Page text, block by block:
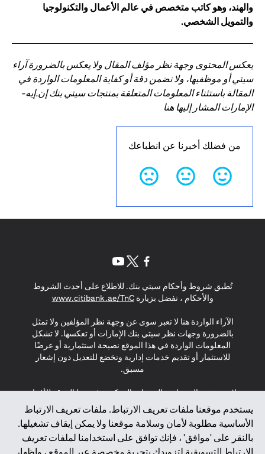
والهند، وهو كاتب متخصص في عالم الأعمال والتكنولوجيا
والتمويل الشخصي.
يعكس المحتوى وجهة نظر مؤلف المقال ولا يعكس بالضرورة آراء
سيتي أو موظفيها، ولا نضمن دقة أو كفاية المعلومات الواردة في
المقالة باستثناء المعلومات المتعلقة بمنتجات سيتي بنك إن.إيه-
الإمارات المشار إليها هنا
من فضلك أخبرنا عن انطباعك
يستخدم موقعنا ملفات تعريف الارتباط. ملفات تعريف الارتباط
الأساسية مطلوبة لأمان وسلامة موقعنا ولا يمكن إيقاف تشغيلها.
بالنقر على 'موافق' ، فإنك توافق على استخدامنا لملفات تعريف
تُطبق شروط وأحكام سيتي بنك. للاطلاع على أحدث الشروط
والأحكام ، تفضل بزيارةwww.citibank.ae/TnC
(opens in a new tab)
الآراء الواردة هنا لا تعبر سوى عن وجهة نظر المؤلفين ولا تمثل
بالضرورة وجهات نظر سيتي بنك الإمارات أو تعكسها. لا تشكل
المعلومات الواردة في هذا الموقع نصيحة استثمارية أو عرضًا
للاستثمار أو تقديم خدمات إدارية وتخضع للتعديل دون إشعار
مسبق.
لا يتم تقديم المنتجات والخدمات المذكورة في هذا الموقع للأفراد
المقيمين في الاتحاد الأوروبي أو المنطقة الاقتصادية الأوروبية أو
سويسرا أو غيرنسي أو جيرسي أو موناكو أو سان مارينو أو
الفاتيكان أو جزيرة مان أو المملكة المتحدة أو خصوصية البيانات
(لائحة حماية البيانات العامة \ قانون حماية البيانات الشخصية
العامة \ قانون خصوصية نيوزيلندا). المحتوى الموجود في هذه